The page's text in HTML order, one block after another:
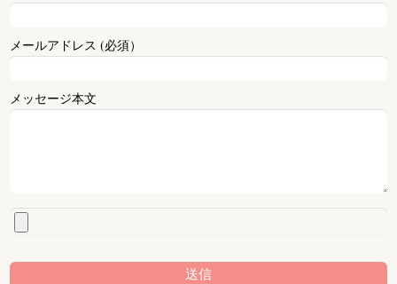
メールアドレス (必須）
メッセージ本文